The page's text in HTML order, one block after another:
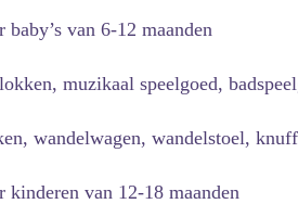
baby’s van 6-12 maanden
muzikaal speelgoed,
wandelwagen, wandelstoel,
kinderen van 12-18 maanden